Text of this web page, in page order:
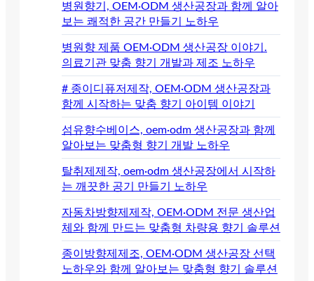
병원향기, OEM·ODM 생산공장과 함께 알아
보는 쾌적한 공간 만들기 노하우
병원향 제품 OEM·ODM 생산공장 이야기.
의료기관 맞춤 향기 개발과 제조 노하우
# 종이디퓨저제작, OEM·ODM 생산공장과
함께 시작하는 맞춤 향기 아이템 이야기
섬유향수베이스, oem·odm 생산공장과 함께
알아보는 맞춤형 향기 개발 노하우
탈취제제작, oem·odm 생산공장에서 시작하
는 깨끗한 공기 만들기 노하우
자동차방향제제작, OEM·ODM 전문 생산업
체와 함께 만드는 맞춤형 차량용 향기 솔루션
종이방향제제조, OEM·ODM 생산공장 선택
노하우와 함께 알아보는 맞춤형 향기 솔루션